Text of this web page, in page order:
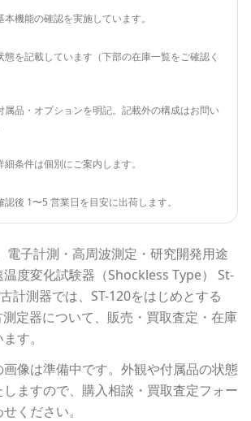
機能の確認を実施しています。
態を記載しています（下部の在庫一覧をご確認く
属品・オプションを明記。記載外の構成はお問い
条件は個別にご案内します。
後 1〜5 営業日を目安に出荷します。
電子計測・高周波測定・研究開発用途
温度変化試験器（Shockless Type） St-
計測器では、 ST-120をはじめとする
定器について、販売・買取査定・在庫
す。
像は準備中です。外観や付属品の状態
ますので、購入相談・買取査定フォー
ください。